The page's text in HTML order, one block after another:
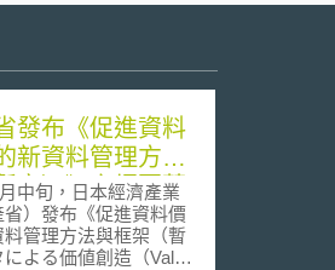
發布《促進資料
新資料管理方法
定）》之綱要草
旬，日本經濟產業
）發布《促進資料價
管理方法與框架（暫
よる価値創造（Value